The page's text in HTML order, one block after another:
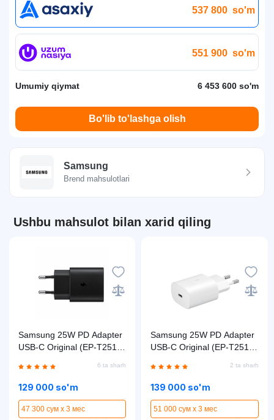
537 800 so'm
551 900 so'm
Umumiy qiymat 6 453 600 so'm
Bo'lib to'lashga olish
Samsung
Brend mahsulotlari
Ushbu mahsulot bilan xarid qiling
Samsung 25W PD Adapter
USB-C Original (EP-T2510)
Black
6 ta sharh
129 000 so'm
47 300 сум x 3 мес
Samsung 25W PD Adapter
USB-C Original (EP-T2510)
White
2 ta sharh
139 000 so'm
51 000 сум x 3 мес